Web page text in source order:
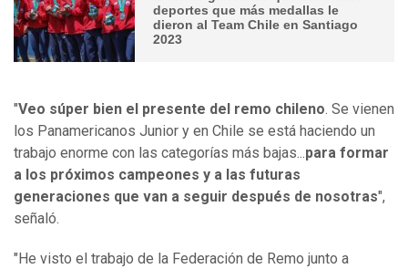
deportes que más medallas le
dieron al Team Chile en Santiago
2023
"Veo súper bien el presente del remo chileno. Se vienen
los Panamericanos Junior y en Chile se está haciendo un
trabajo enorme con las categorías más bajas...para formar
a los próximos campeones y a las futuras
generaciones que van a seguir después de nosotras",
señaló.
"He visto el trabajo de la Federación de Remo junto a